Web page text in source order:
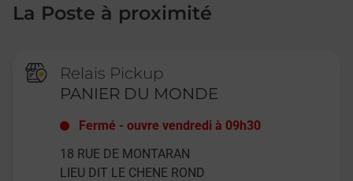
La Poste à proximité
Relais Pickup
PANIER DU MONDE
Fermé -ouvre vendredi à 09h30
18 RUE DE MONTARAN
LIEU DIT LE CHENE ROND